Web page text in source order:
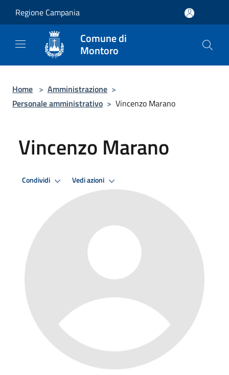
Regione Campania
Comune di
Montoro
Home > Amministrazione >
Personale amministrativo > Vincenzo Marano
Vincenzo Marano
Condividi Vedi azioni